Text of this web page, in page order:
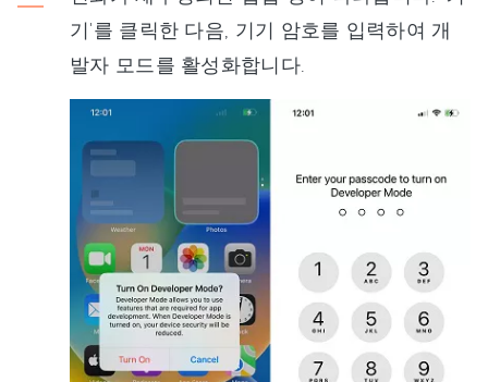
기'를 클릭한 다음, 기기 암호를 입력하여 개
발자 모드를 활성화합니다.